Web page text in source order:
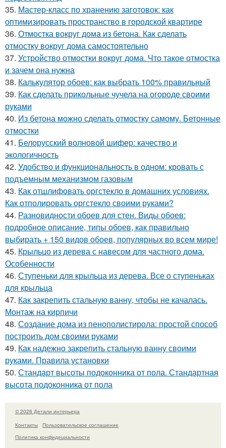
35. Мастер-класс по хранению заготовок: как
оптимизировать пространство в городской квартире
36. Отмостка вокруг дома из бетона. Как сделать
отмостку вокруг дома самостоятельно
37. Устройство отмостки вокруг дома. Что такое отмостка
и зачем она нужна
38. Калькулятор обоев: как выбрать 100% правильный
39. Как сделать прикольные чучела на огороде своими
руками
40. Из бетона можно сделать отмостку самому. Бетонные
отмостки
41. Белорусский волновой шифер: качество и
экологичность
42. Удобство и функциональность в одном: кровать с
подъемным механизмом газовым
43. Как отшлифовать оргстекло в домашних условиях.
Как отполировать оргстекло своими руками?
44. Разновидности обоев для стен. Виды обоев:
подробное описание, типы обоев, как правильно
выбирать + 150 видов обоев, популярных во всем мире!
45. Крыльцо из дерева с навесом для частного дома.
Особенности
46. Ступеньки для крыльца из дерева. Все о ступеньках
для крыльца
47. Как закрепить стальную ванну, чтобы не качалась.
Монтаж на кирпичи
48. Создание дома из пенополистирола: простой способ
построить дом своими руками
49. Как надежно закрепить стальную ванну своими
руками. Правила установки
50. Стандарт высоты подоконника от пола. Стандартная
высота подоконника от пола
© 2026 Детали интерьера
Контакты
Пользовательское соглашение
Политика конфидециальности